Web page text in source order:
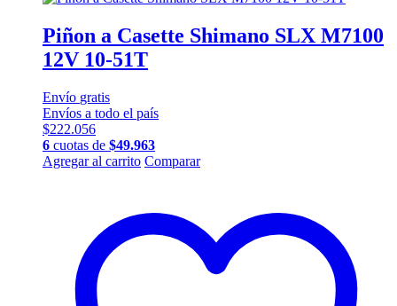
Piñon a Casette Shimano SLX M7100
12V 10-51T
Envío gratis
Envíos a todo el país
$222.056
6 cuotas de $49.963
Agregar al carrito Comparar